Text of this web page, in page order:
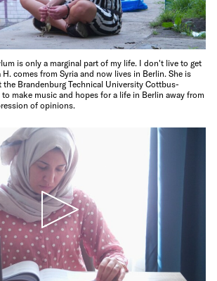
is only a marginal part of my life. I don't live to get
comes from Syria and now lives in Berlin. She is
Brandenburg Technical University Cottbus-
make music and hopes for a life in Berlin away from
of opinions.